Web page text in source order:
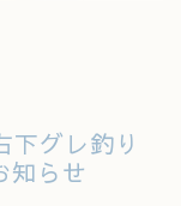
下グレ釣り
知らせ